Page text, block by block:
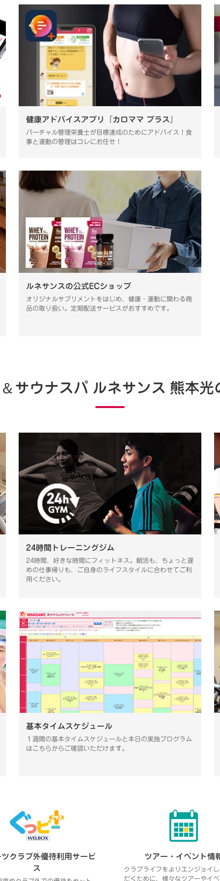
健康アドバイスアプリ『カロママ プラス』
バーチャル管理栄養士が目標達成のためにアドバイス！食
事と運動の管理はコレにお任せ！
ルネサンスの公式ECショップ
オリジナルサプリメントをはじめ、健康・運動に関わる商
品の取り扱い。定期配送サービスがおすすめです。
＆サウナスパ ルネサンス 熊本
24時間トレーニングジム
24時間、好きな時間にフィットネス。朝活も、ちょっと遅
めの仕事帰りも、ご自身のライフスタイルに合わせてご利
用ください。
基本タイムスケジュール
１週間の基本タイムスケジュールと本日の実施プログラム
はこちらからご確認いただけます。
クラブ外優待利用サービ
ス
ツアー・イベント情
クラブライフをよりエンジョイ
だくために、様々なツアーやイ